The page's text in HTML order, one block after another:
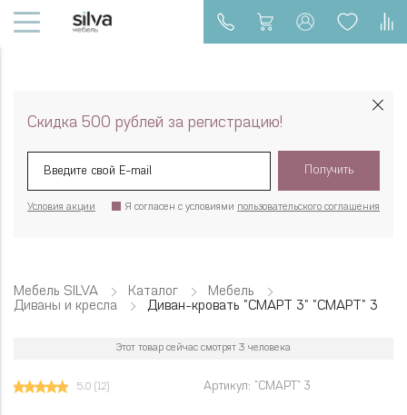
Скидка 500 рублей за регистрацию!
Получить
Я согласен с условиями пользовательского соглашения
Условия акции
Мебель SILVA Каталог
Мебель
Диваны и кресла
Диван-кровать "СМАРТ 3" "СМАРТ" 3
Артикул: "СМАРТ" 3
5.0 (12)
Этот товар сейчас смотрят 3 человека